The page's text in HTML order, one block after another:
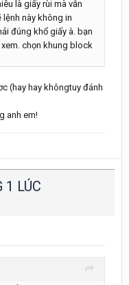
là giấy rùi mà vẫn
này không in
đúng khổ giấy à. bạn
chọn khung block
(hay hay khôngtuy đánh
anh em!
1 LÚC